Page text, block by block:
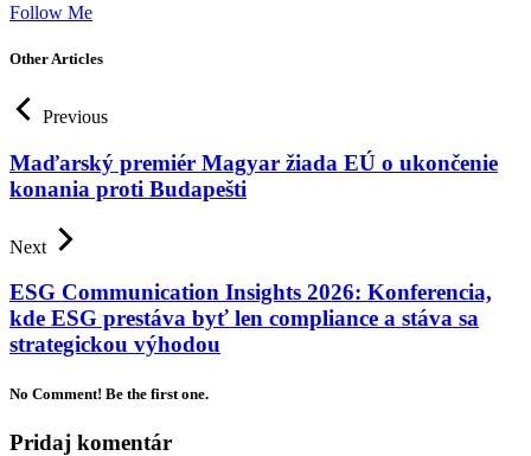
Follow Me
Other Articles
Previous
Maďarský premiér Magyar žiada EÚ o ukončenie
konania proti Budapešti
Next
ESG Communication Insights 2026: Konferencia,
kde ESG prestáva byť len compliance a stáva sa
strategickou výhodou
No Comment! Be the first one.
Pridaj komentár